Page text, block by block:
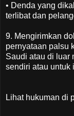
• Denda yang
terlibat dan
9. Mengirimkan
pernyataan palsu
Saudi atau di luar
sendiri atau untuk
Lihat hukuman di